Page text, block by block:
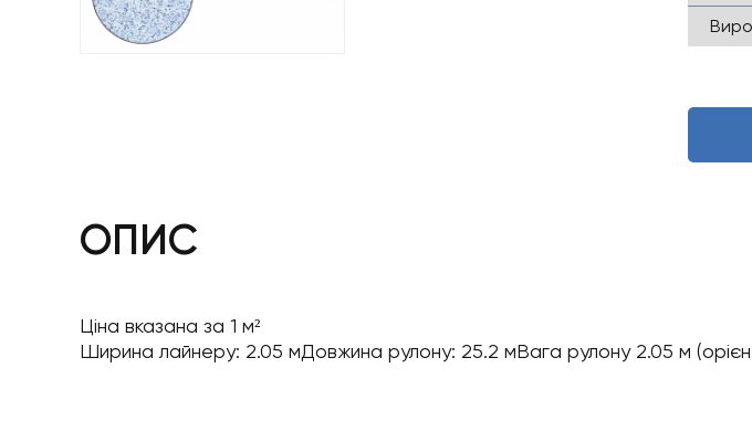
ОПИС
Ціна вказана за 1 м²
Ширина лайнеру: 2.05 мДовжина рулону: 25.2 мВага рулону 2.05 м